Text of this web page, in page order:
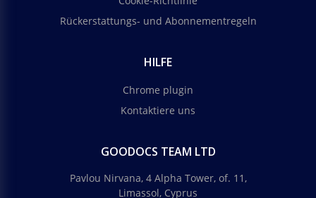
Rückerstattungs- und Abonnementregeln
HILFE
Chrome plugin
Kontaktiere uns
GOODOCS TEAM LTD
Pavlou Nirvana, 4 Alpha Tower, of. 11,
Limassol, Cyprus